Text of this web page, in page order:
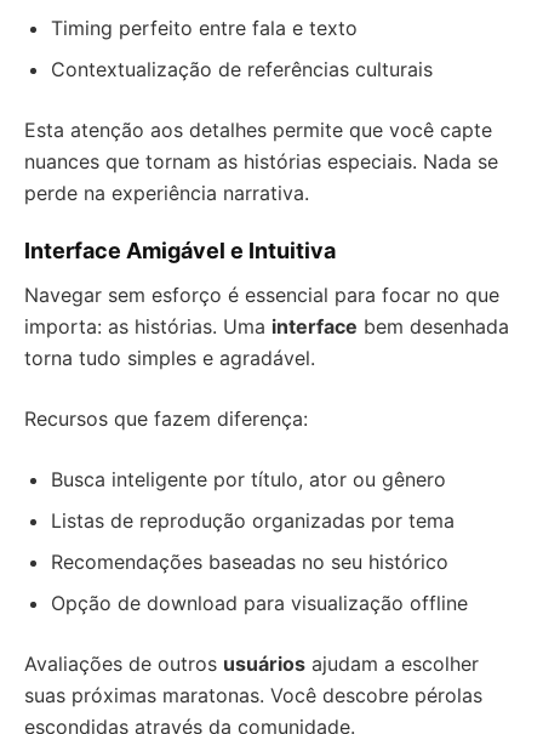
Timing perfeito entre fala e texto
Contextualização de referências culturais
Esta atenção aos detalhes permite que você capte
nuances que tornam as histórias especiais. Nada se
perde na experiência narrativa.
Interface Amigável e Intuitiva
Navegar sem esforço é essencial para focar no que
importa: as histórias. Uma interface bem desenhada
torna tudo simples e agradável.
Recursos que fazem diferença:
Busca inteligente por título, ator ou gênero
Listas de reprodução organizadas por tema
Recomendações baseadas no seu histórico
Opção de download para visualização offline
Avaliações de outros usuários ajudam a escolher
suas próximas maratonas. Você descobre pérolas
escondidas através da comunidade.